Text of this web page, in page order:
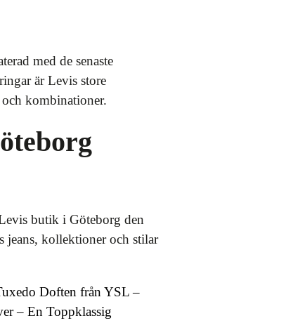
med de senaste
är Levis store
kombinationer.
butik i Göteborg den
jeans, kollektioner och stilar
Doften från YSL –
– En Toppklassig